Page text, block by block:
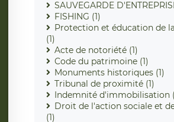
SAUVEGARDE
FISHING (1)
Protection et éducation de
(1)
Acte de notoriété (1)
Code du patrimoine (1)
Monuments historiques (1)
Tribunal de proximité (1)
Indemnité d'immobilisation
Droit de l'action sociale et
(1)